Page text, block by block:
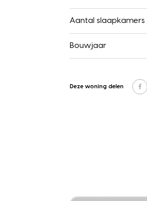
Aantal slaapkamers
Bouwjaar
Deze woning delen